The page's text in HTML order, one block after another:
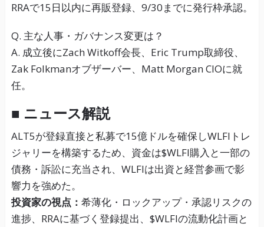
RRAで15日以内に再販登録、9/30までに発行枠承認。
Q. 主な人事・ガバナンス変更は？
A. 成立後にZach Witkoff会長、Eric Trump取締役、
Zak Folkmanオブザーバー、Matt Morgan CIOに就
任。
■ ニュース解説
ALT5が登録直接と私募で15億ドルを確保しWLFIトレ
ジャリーを構築するため、資金は$WLFI購入と一部の
債務・訴訟に充当され、WLFIは出資と経営参画で影
響力を強めた。
投資家の視点： 希薄化・ロックアップ・承認リスクの
進捗、RRAに基づく登録提出、$WLFIの流動化計画と